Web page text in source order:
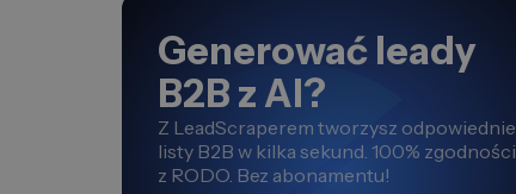
Generować leady
B2B z AI?
Z LeadScraperem tworzysz odpowiednie
listy B2B w kilka sekund. 100% zgodności
z RODO. Bez abonamentu!